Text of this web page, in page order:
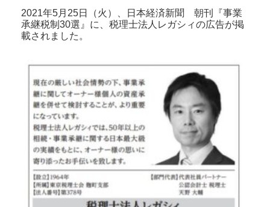
2021年5月25日（火）、日本経済新聞 朝刊『事業
承継税制30選』に、税理士法人レガシィの広告が掲
載されました。